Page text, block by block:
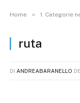
Home » 1. Categorie
ruta
DI ANDREABARANELLO